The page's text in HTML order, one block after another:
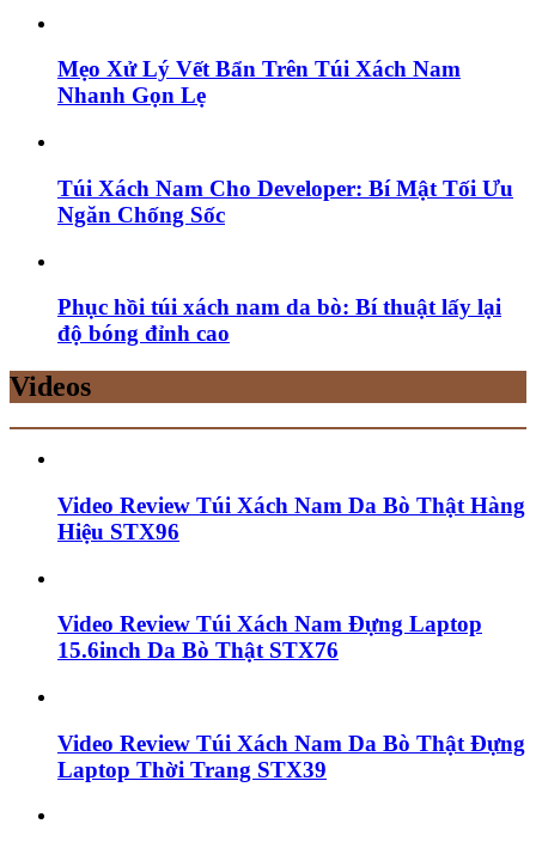
Mẹo Xử Lý Vết Bẩn Trên Túi Xách Nam
Nhanh Gọn Lẹ
Túi Xách Nam Cho Developer: Bí Mật Tối Ưu
Ngăn Chống Sốc
Phục hồi túi xách nam da bò: Bí thuật lấy lại
độ bóng đỉnh cao
Videos
Video Review Túi Xách Nam Da Bò Thật Hàng
Hiệu STX96
Video Review Túi Xách Nam Đựng Laptop
15.6inch Da Bò Thật STX76
Video Review Túi Xách Nam Da Bò Thật Đựng
Laptop Thời Trang STX39